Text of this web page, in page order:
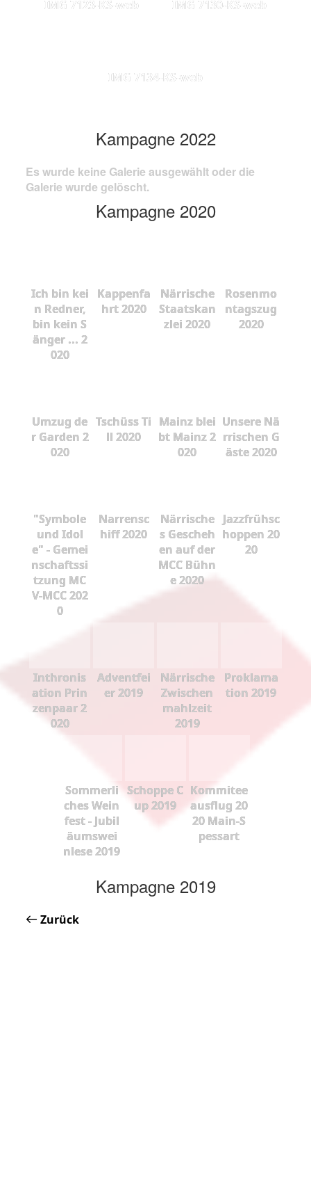
IMG 7123-KS-web IMG 7130-KS-web
IMG 7134-KS-web
Kampagne 2022
Es wurde keine Galerie ausgewählt oder die
Galerie wurde gelöscht.
Kampagne 2020
Ich bin kei
n Redner,
bin kein S
änger ... 2
020
Kappenfa
hrt 2020
Närrische
Staatskan
zlei 2020
Rosenmo
ntagszug
2020
Umzug de
r Garden 2
020
Tschüss Ti
ll 2020
Mainz blei
bt Mainz 2
020
Unsere Nä
rrischen G
äste 2020
"Symbole
und Idol
e" - Gemei
nschaftssi
tzung MC
V-MCC 202
0
Narrensc
hiff 2020
Närrische
s Gescheh
en auf der
MCC Bühn
e 2020
Jazzfrühsc
hoppen 20
20
Inthronis
ation Prin
zenpaar 2
020
Adventfei
er 2019
Närrische
Zwischen
mahlzeit
2019
Proklama
tion 2019
Sommerli
ches Wein
fest - Jubil
äumswei
nlese 2019
Schoppe C
up 2019
Kommitee
ausflug 20
20 Main-S
pessart
Kampagne 2019
Zurück